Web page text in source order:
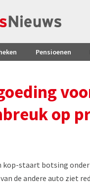
Pensioenen
op
staart botsing onder
de andere auto ziet